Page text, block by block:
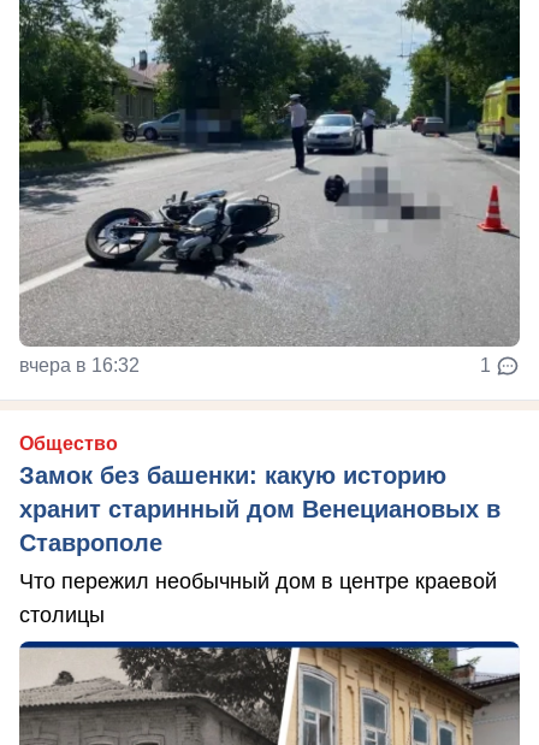
вчера в 16:32 1
Общество
Замок без башенки: какую историю
хранит старинный дом Венециановых в
Ставрополе
Что пережил необычный дом в центре краевой
столицы